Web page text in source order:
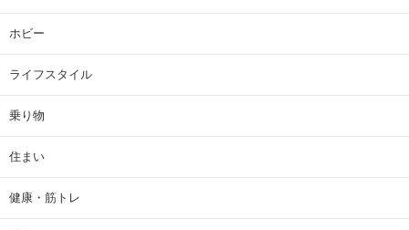
ホビー
ライフスタイル
乗り物
住まい
健康・筋トレ